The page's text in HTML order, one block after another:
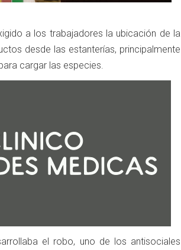
a los trabajadores la ubicación de la
desde las estanterías, principalmente
cargar las especies.
el robo, uno de los antisociales